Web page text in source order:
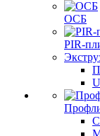
ОСБ
PIR-